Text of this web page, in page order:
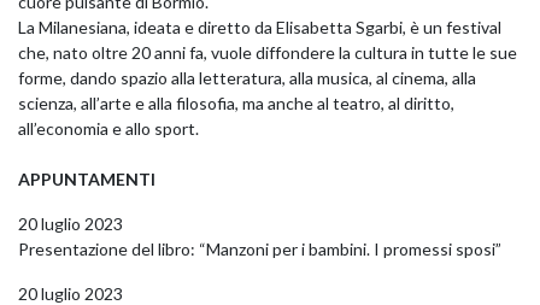
La Milanesiana, ideata e diretto da Elisabetta Sgarbi, è un festival
che, nato oltre 20 anni fa, vuole diffondere la cultura in tutte le sue
forme, dando spazio alla letteratura, alla musica, al cinema, alla
scienza, all’arte e alla filosofia, ma anche al teatro, al diritto,
all’economia e allo sport.
APPUNTAMENTI
20 luglio 2023
Presentazione del libro: “Manzoni per i bambini. I promessi sposi”
20 luglio 2023